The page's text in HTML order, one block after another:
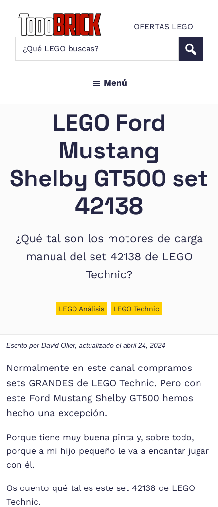
contenido
principal
página
Brick
OFERTAS LEGO
Noticias
Menú
LEGO Ford
Mustang
Shelby GT500 set
42138
¿Qué tal son los motores de carga
manual del set 42138 de LEGO
Technic?
LEGO Análisis LEGO Technic
Escrito porDavid Olier, actualizado elabril 24, 2024
Normalmente en este canal compramos
sets GRANDES de LEGO Technic. Pero con
este Ford Mustang Shelby GT500 hemos
hecho una excepción.
Porque tiene muy buena pinta y, sobre todo,
porque a mi hijo pequeño le va a encantar jugar
con él.
Os cuento qué tal es este set 42138 de LEGO
Technic.